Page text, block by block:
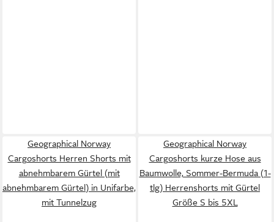
Geographical Norway
Cargoshorts Herren Shorts mit
abnehmbarem Gürtel (mit
abnehmbarem Gürtel) in Unifarbe,
mit Tunnelzug
Geographical Norway
Cargoshorts kurze Hose aus
Baumwolle, Sommer-Bermuda (1-
tlg) Herrenshorts mit Gürtel
Größe S bis 5XL